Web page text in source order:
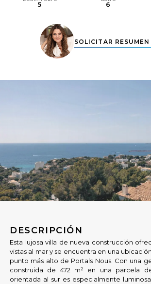
5 6
SOLICITAR
DESCRIPCIÓN
Esta lujosa villa de nueva construcción
vistas al mar y se encuentra en una
punto más alto de Portals Nous. Con una
construida de 472 m² en una parcela
orientada al sur es especialmente